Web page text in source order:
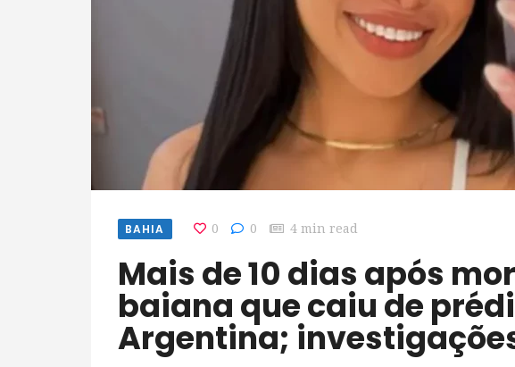
BAHIA 0 0 4 min read
Mais de 10 dias após morte, corpo de
baiana que caiu de
Argentina;